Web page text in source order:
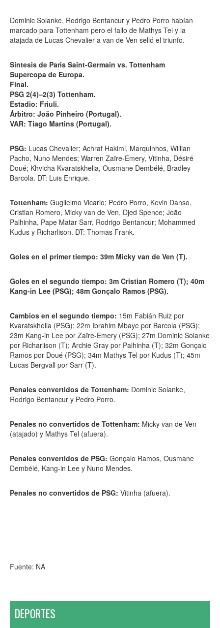
Dominic Solanke, Rodrigo Bentancur y Pedro Porro habían
marcado para Tottenham pero el fallo de Mathys Tel y la
atajada de Lucas Chevalier a van de Ven selló el triunfo.
Síntesis de Paris Saint-Germain vs. Tottenham
Supercopa de Europa.
Final.
PSG 2(4)–2(3) Tottenham.
Estadio: Friuli.
Árbitro: João Pinheiro (Portugal).
VAR: Tiago Martins (Portugal).
PSG: Lucas Chevalier; Achraf Hakimi, Marquinhos, Willian
Pacho, Nuno Mendes; Warren Zaïre-Emery, Vitinha, Désiré
Doué; Khvicha Kvaratskhelia, Ousmane Dembélé, Bradley
Barcola. DT: Luis Enrique.
Tottenham: Guglielmo Vicario; Pedro Porro, Kevin Danso,
Cristian Romero, Micky van de Ven, Djed Spence; João
Palhinha, Pape Matar Sarr, Rodrigo Bentancur; Mohammed
Kudus y Richarlison. DT: Thomas Frank.
Goles en el primer tiempo: 39m Micky van de Ven (T).
Goles en el segundo tiempo: 3m Cristian Romero (T); 40m
Kang-in Lee (PSG); 48m Gonçalo Ramos (PSG).
Cambios en el segundo tiempo: 15m Fabián Ruiz por
Kvaratskhelia (PSG); 22m Ibrahim Mbaye por Barcola (PSG);
23m Kang-in Lee por Zaïre-Emery (PSG); 27m Dominic Solanke
por Richarlison (T); Archie Gray por Palhinha (T); 32m Gonçalo
Ramos por Doué (PSG); 34m Mathys Tel por Kudus (T); 45m
Lucas Bergvall por Sarr (T).
Penales convertidos de Tottenham: Dominic Solanke,
Rodrigo Bentancur y Pedro Porro.
Penales no convertidos de Tottenham: Micky van de Ven
(atajado) y Mathys Tel (afuera).
Penales convertidos de PSG: Gonçalo Ramos, Ousmane
Dembélé, Kang-in Lee y Nuno Mendes.
Penales no convertidos de PSG: Vitinha (afuera).
Fuente: NA
DEPORTES